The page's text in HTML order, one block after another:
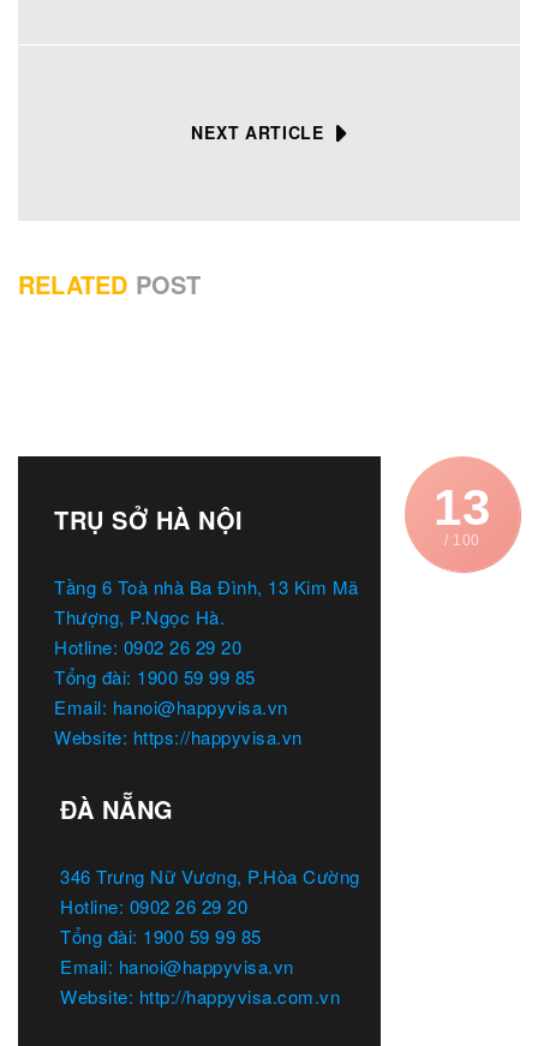
NEXT ARTICLE
RELATED POST
13
/ 100
TRỤ SỞ HÀ NỘI
Tầng 6 Toà nhà Ba Đình, 13 Kim Mã
Thượng, P.Ngọc Hà.
Hotline: 0902 26 29 20
Tổng đài: 1900 59 99 85
Email: hanoi@happyvisa.vn
Website: https://happyvisa.vn
ĐÀ NẴNG
346 Trưng Nữ Vương, P.Hòa Cường
Hotline: 0902 26 29 20
Tổng đài: 1900 59 99 85
Email: hanoi@happyvisa.vn
Website: http://happyvisa.com.vn